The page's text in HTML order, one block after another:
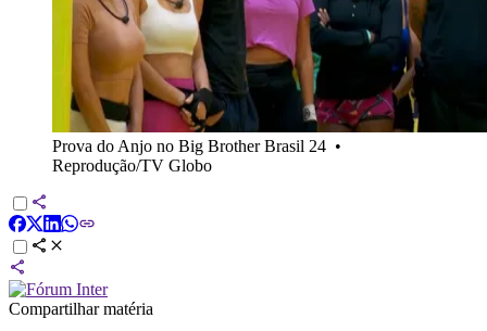
Prova do Anjo no Big Brother Brasil 24 •
Reprodução/TV Globo
Compartilhar matéria